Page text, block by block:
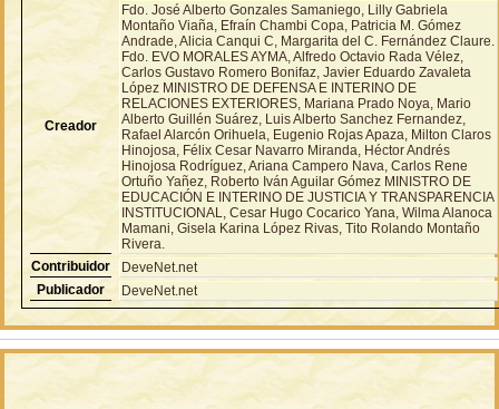
Creador
Fdo. José Alberto Gonzales Samaniego, Lilly Gabriela
Montaño Viaña, Efraín Chambi Copa, Patricia M. Gómez
Andrade, Alicia Canqui C, Margarita del C. Fernández Claure.
Fdo. EVO MORALES AYMA, Alfredo Octavio Rada Vélez,
Carlos Gustavo Romero Bonifaz, Javier Eduardo Zavaleta
López MINISTRO DE DEFENSA E INTERINO DE
RELACIONES EXTERIORES, Mariana Prado Noya, Mario
Alberto Guillén Suárez, Luis Alberto Sanchez Fernandez,
Rafael Alarcón Orihuela, Eugenio Rojas Apaza, Milton Claros
Hinojosa, Félix Cesar Navarro Miranda, Héctor Andrés
Hinojosa Rodríguez, Ariana Campero Nava, Carlos Rene
Ortuño Yañez, Roberto Iván Aguilar Gómez MINISTRO DE
EDUCACIÓN E INTERINO DE JUSTICIA Y TRANSPARENCIA
INSTITUCIONAL, Cesar Hugo Cocarico Yana, Wilma Alanoca
Mamani, Gisela Karina López Rivas, Tito Rolando Montaño
Rivera.
Contribuidor
DeveNet.net
Publicador
DeveNet.net